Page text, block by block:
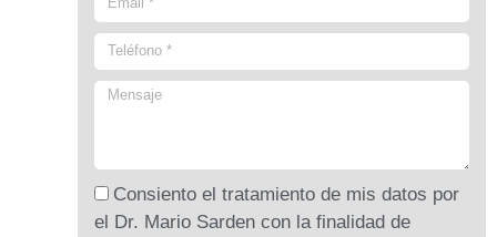
Consiento el tratamiento de mis datos por
el Dr. Mario Sarden con la finalidad de